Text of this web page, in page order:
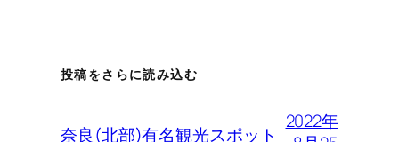
投稿をさらに読み込む
奈良(北部)有名観光スポット
2022年